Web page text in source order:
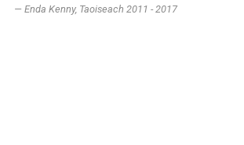
Enda Kenny, Taoiseach 2011 - 2017